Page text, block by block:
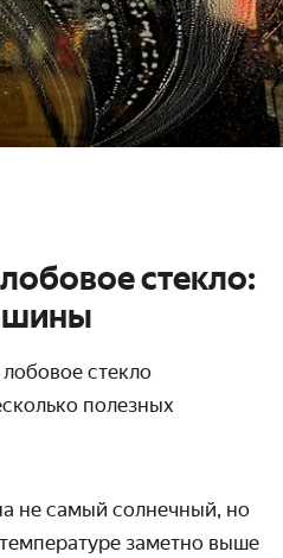
стекло:
стекло
полезных
не самый солнечный, но
заметно выше